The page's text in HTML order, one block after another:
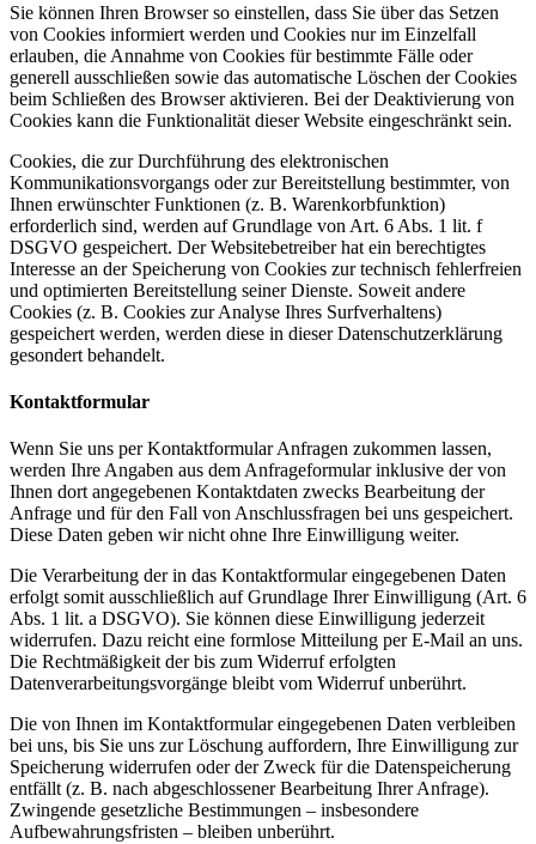
Sie können Ihren Browser so einstellen, dass Sie über das Setzen
von Cookies informiert werden und Cookies nur im Einzelfall
erlauben, die Annahme von Cookies für bestimmte Fälle oder
generell ausschließen sowie das automatische Löschen der Cookies
beim Schließen des Browser aktivieren. Bei der Deaktivierung von
Cookies kann die Funktionalität dieser Website eingeschränkt sein.
Cookies, die zur Durchführung des elektronischen
Kommunikationsvorgangs oder zur Bereitstellung bestimmter, von
Ihnen erwünschter Funktionen (z. B. Warenkorbfunktion)
erforderlich sind, werden auf Grundlage von Art. 6 Abs. 1 lit. f
DSGVO gespeichert. Der Websitebetreiber hat ein berechtigtes
Interesse an der Speicherung von Cookies zur technisch fehlerfreien
und optimierten Bereitstellung seiner Dienste. Soweit andere
Cookies (z. B. Cookies zur Analyse Ihres Surfverhaltens)
gespeichert werden, werden diese in dieser Datenschutzerklärung
gesondert behandelt.
Kontaktformular
Wenn Sie uns per Kontaktformular Anfragen zukommen lassen,
werden Ihre Angaben aus dem Anfrageformular inklusive der von
Ihnen dort angegebenen Kontaktdaten zwecks Bearbeitung der
Anfrage und für den Fall von Anschlussfragen bei uns gespeichert.
Diese Daten geben wir nicht ohne Ihre Einwilligung weiter.
Die Verarbeitung der in das Kontaktformular eingegebenen Daten
erfolgt somit ausschließlich auf Grundlage Ihrer Einwilligung (Art. 6
Abs. 1 lit. a DSGVO). Sie können diese Einwilligung jederzeit
widerrufen. Dazu reicht eine formlose Mitteilung per E-Mail an uns.
Die Rechtmäßigkeit der bis zum Widerruf erfolgten
Datenverarbeitungsvorgänge bleibt vom Widerruf unberührt.
Die von Ihnen im Kontaktformular eingegebenen Daten verbleiben
bei uns, bis Sie uns zur Löschung auffordern, Ihre Einwilligung zur
Speicherung widerrufen oder der Zweck für die Datenspeicherung
entfällt (z. B. nach abgeschlossener Bearbeitung Ihrer Anfrage).
Zwingende gesetzliche Bestimmungen – insbesondere
Aufbewahrungsfristen – bleiben unberührt.